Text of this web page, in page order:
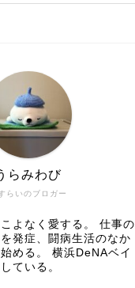
らいのブロガー
らみわび
よなく愛する。 仕事の
発症、闘病生活のなか
める。 横浜DeNAベイ
ている。